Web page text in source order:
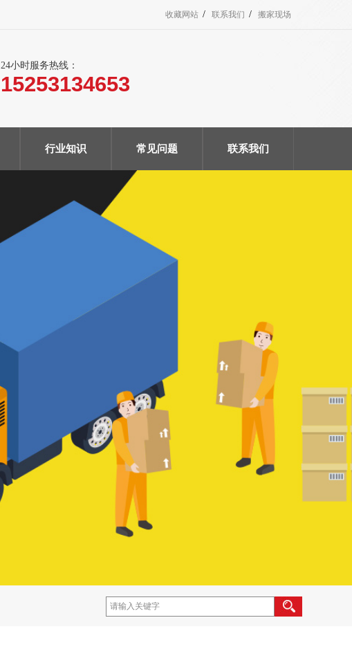
收藏网站 / 联系我们 / 搬家现场
24小时服务热线：
15253134653
行业知识 常见问题 联系我们